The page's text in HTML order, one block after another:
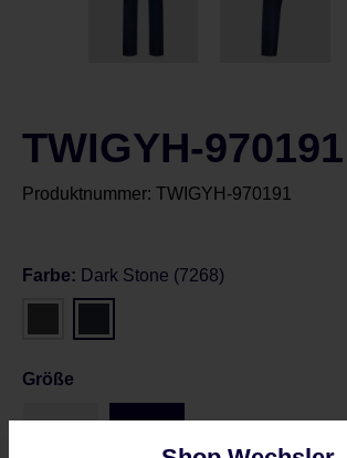
TWIGYH-970191
Produktnummer: TWIGYH-970191
Farbe: Dark Stone (7268)
Größe